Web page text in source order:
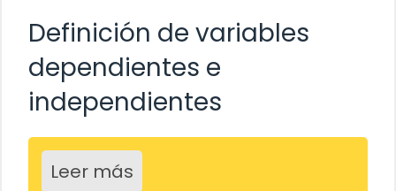
Definición de variables
dependientes e
independientes
Leer más